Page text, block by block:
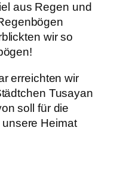
aus Regen und
wir so
erreichten wir
Tusayan
soll für die
Heimat